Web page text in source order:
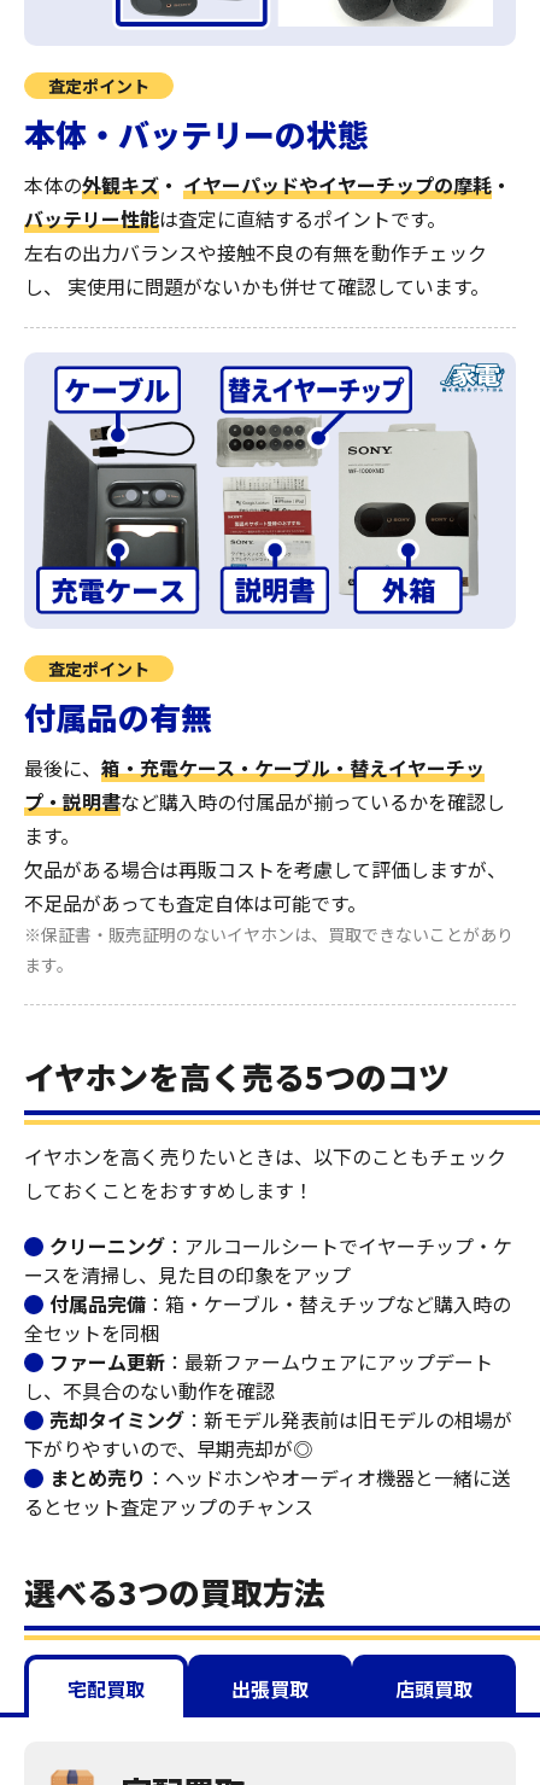
査定ポイント
本体・バッテリーの状態
本体の外観キズ ・ イヤーパッドやイヤーチップの摩耗 ・
バッテリー性能は査定に直結するポイントです。
左右の出力バランスや接触不良の有無を動作チェック
し、 実使用に問題がないかも併せて確認しています。
査定ポイント
付属品の有無
最後に、 箱・充電ケース・ケーブル・替えイヤーチッ
プ・説明書など購入時の付属品が揃っているかを確認し
ます。
欠品がある場合は再販コストを考慮して評価しますが、
不足品があっても査定自体は可能です。
※保証書・販売証明のないイヤホンは、買取できないことがあり
ます。
イヤホンを高く売る5つのコツ
イヤホンを高く売りたいときは、以下のこともチェック
しておくことをおすすめします！
クリーニング ：アルコールシートでイヤーチップ・ケ
ースを清掃し、見た目の印象をアップ
付属品完備 ：箱・ケーブル・替えチップなど購入時の
全セットを同梱
ファーム更新 ：最新ファームウェアにアップデート
し、不具合のない動作を確認
売却タイミング ：新モデル発表前は旧モデルの相場が
下がりやすいので、 早期売却が◎
まとめ売り ：ヘッドホンやオーディオ機器と一緒に送
るとセット査定アップのチャンス
選べる3つの買取方法
宅配買取 出張買取 店頭買取